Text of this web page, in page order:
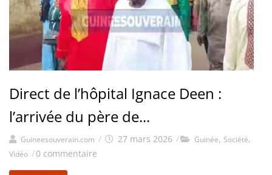
Direct de l’hôpital Ignace Deen :
l’arrivée du père de...
Guineesouverain.com / 27 mars 2026 / Guinée, Société,
Vidéo /0 commentaire